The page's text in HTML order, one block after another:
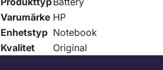
Varumärke HP
Enhetstyp Notebook
Kvalitet
Original